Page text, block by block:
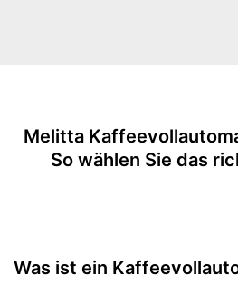
Wasserfilter
Entkalkungsanzeige
Melitta
So wählen Sie das
Was ist ein